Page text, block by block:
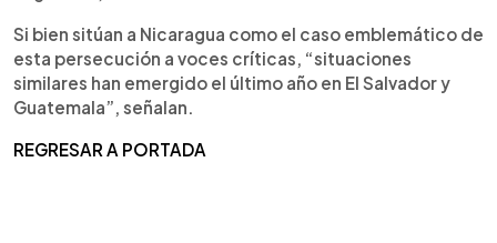
Si bien sitúan a Nicaragua como el caso emblemático de
esta persecución a voces críticas, “situaciones
similares han emergido el último año en El Salvador y
Guatemala”, señalan.
REGRESAR A PORTADA